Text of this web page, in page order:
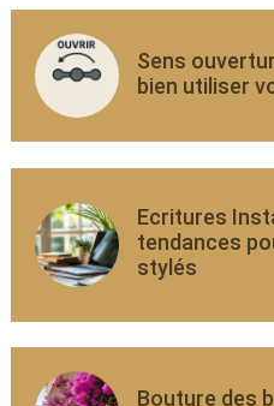
Sens
bien utiliser
Ecritures
tendances
stylés
Bouture des